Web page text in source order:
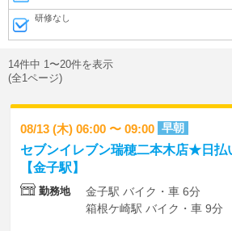
研修なし
14件中 1〜20件を表示
(全1ページ)
08/13 (木) 06:00 〜 09:00 早朝
セブンイレブン瑞穂二本木店★日払
【金子駅】
勤務地
金子駅 バイク・車 6分
箱根ケ崎駅 バイク・車 9分